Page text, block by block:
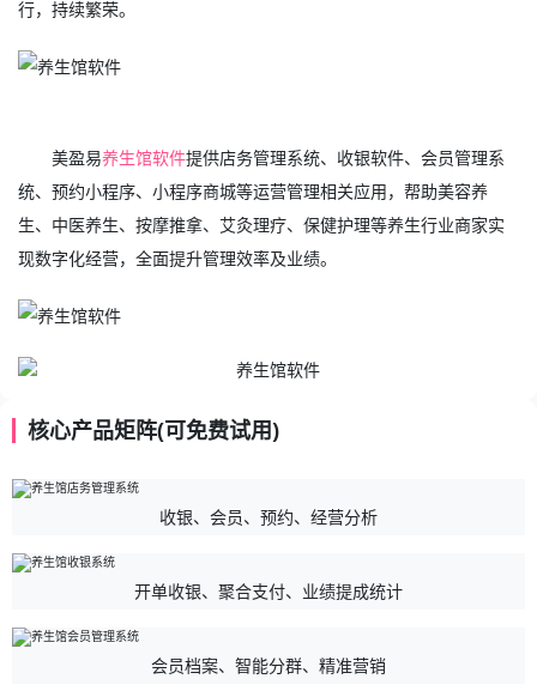
行，持续繁荣。
美盈易养生馆软件提供店务管理系统、收银软件、会员管理系
统、预约小程序、小程序商城等运营管理相关应用，帮助美容养
生、中医养生、按摩推拿、艾灸理疗、保健护理等养生行业商家实
现数字化经营，全面提升管理效率及业绩。
核心产品矩阵(可免费试用)
收银、会员、预约、经营分析
开单收银、聚合支付、业绩提成统计
会员档案、智能分群、精准营销